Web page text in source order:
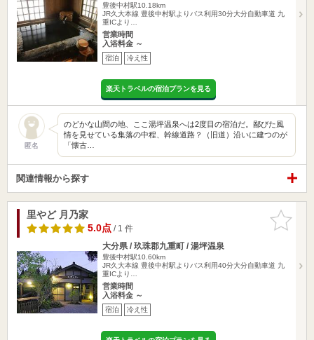
豊後中村駅10.18km
JR久大本線 豊後中村駅よりバス利用30分大分自動車道 九
重ICより…
営業時間
入浴料金 ～
宿泊 冷え性
楽天トラベルの宿泊プランを見る
匿名
のどかな山間の地、ここ湯坪温泉へは2度目の宿泊だ。鄙びた風
情を見せている集落の中程、幹線道路？（旧道）沿いに建つのが
「懐古…
関連情報から探す
お気に入
りに追加
里やど 月乃家
5.0点/ 1 件
大分県 / 玖珠郡九重町 / 湯坪温泉
豊後中村駅10.60km
JR久大本線 豊後中村駅よりバス利用40分大分自動車道 九
重ICより…
営業時間
入浴料金 ～
宿泊 冷え性